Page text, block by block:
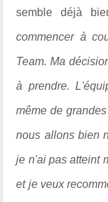
semble déjà
commencer à
Team. Ma
à prendre.
même de
nous allons bien
je n'ai pas atteint
et je veux